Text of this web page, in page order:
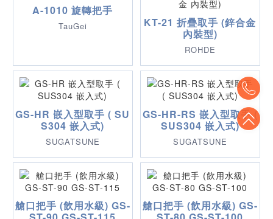
A-1010 旋轉把手
TauGei
KT-21 折疊取手 (鋅合金
內裝型)
ROHDE
GS-HR 嵌入型取手 ( SU
S304 嵌入式)
SUGATSUNE
GS-HR-RS 嵌入型取手 (
SUS304 嵌入式)
SUGATSUNE
艙口把手 (飲用水級) GS-
艙口把手 (飲用水級) GS-